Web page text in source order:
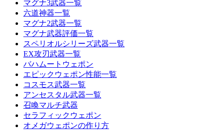
マグナ3武器一覧
六道神器一覧
マグナ2武器一覧
マグナ武器評価一覧
スペリオルシリーズ武器一覧
EX攻刃武器一覧
バハムートウェポン
エピックウェポン性能一覧
コスモス武器一覧
アンセスタル武器一覧
召喚マルチ武器
セラフィックウェポン
オメガウェポンの作り方